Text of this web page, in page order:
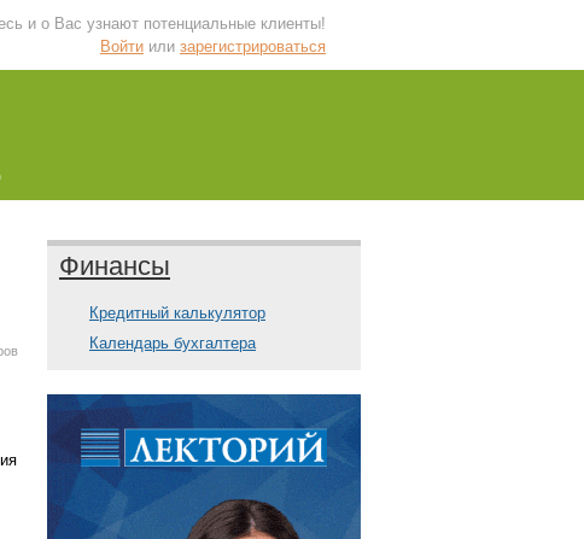
и о Вас узнают потенциальные клиенты!
Войти или зарегистрироваться
Финансы
Кредитный калькулятор
Календарь бухгалтера